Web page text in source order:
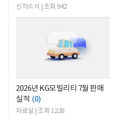
신차소식 | 조회 942
2026년 KG모빌리티 7월 판매
실적 (0)
자료실 | 조회 1228